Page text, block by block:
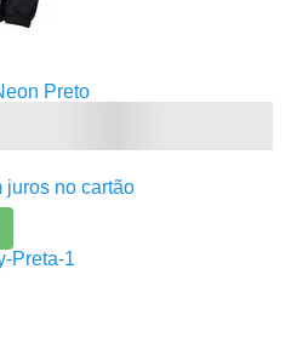
Preto
juros no cartão